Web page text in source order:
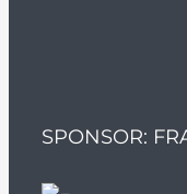
SPONSOR: